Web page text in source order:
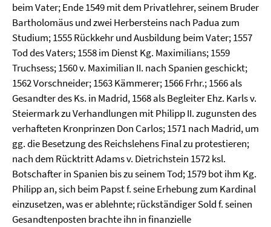
beim Vater; Ende 1549 mit dem Privatlehrer, seinem Bruder
Bartholomäus und zwei Herbersteins nach Padua zum
Studium; 1555 Rückkehr und Ausbildung beim Vater; 1557
Tod des Vaters; 1558 im Dienst Kg. Maximilians; 1559
Truchsess; 1560 v. Maximilian II. nach Spanien geschickt;
1562 Vorschneider; 1563 Kämmerer; 1566 Frhr.; 1566 als
Gesandter des Ks. in Madrid, 1568 als Begleiter Ehz. Karls v.
Steiermark zu Verhandlungen mit Philipp II. zugunsten des
verhafteten Kronprinzen Don Carlos; 1571 nach Madrid, um
gg. die Besetzung des Reichslehens Final zu protestieren;
nach dem Rücktritt Adams v. Dietrichstein 1572 ksl.
Botschafter in Spanien bis zu seinem Tod; 1579 bot ihm Kg.
Philipp an, sich beim Papst f. seine Erhebung zum Kardinal
einzusetzen, was er ablehnte; rückständiger Sold f. seinen
Gesandtenposten brachte ihn in finanzielle